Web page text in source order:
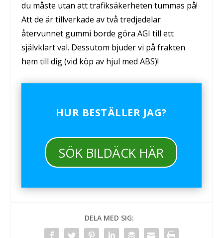
du måste utan att trafiksäkerheten tummas på!
Att de är tillverkade av två tredjedelar
återvunnet gummi borde göra AGI till ett
självklart val. Dessutom bjuder vi på frakten
hem till dig (vid köp av hjul med ABS)!
HUR BESTÄLLER JAG?
SÖK BILDÄCK HÄR
DELA MED SIG: